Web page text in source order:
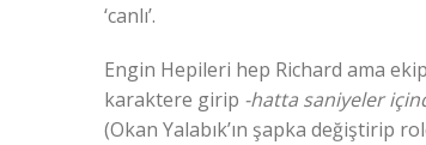
‘canlı’.
Engin Hepileri hep Richard ama
karaktere girip -hatta saniyeler
(Okan Yalabık’ın şapka değiştirip